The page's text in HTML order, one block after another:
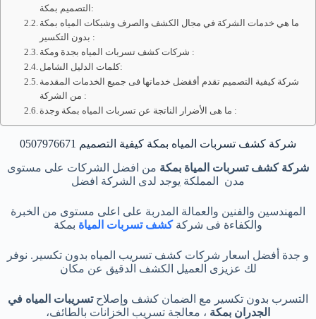
التصميم بمكة:
ما هي خدمات الشركة في مجال الكشف والصرف وشبكات المياه بمكة
بدون التكسير :
شركات كشف تسربات المياه بجدة ومكة :
كلمات الدليل الشامل:
شركة كيفية التصميم تقدم أفقضل خدماتها فى جميع الخدمات المقدمة
من الشركة :
ما هى الأضرار الناتجة عن تسربات المیاه بمكة وجدة :
شركة كشف تسربات المياه بمكة كيفية التصميم 0507976671
شركة كشف تسربات المياة بمكة من افضل الشركات على مستوى
مدن المملكة يوجد لدى الشركة افضل
المهندسين والفنين والعمالة المدربة على اعلى مستوى من الخبرة
والكفاءة فى شركة كشف تسربات المياة بمكة
و جدة أفضل اسعار شركات كشف تسريب المياه بدون تكسير. نوفر
لك عزيزى العميل الكشف الدقيق عن مكان
التسرب بدون تكسير مع الضمان كشف وإصلاح تسريبات المياه في
الجدران بمكة ، معالجة تسريب الخزانات بالطائف،